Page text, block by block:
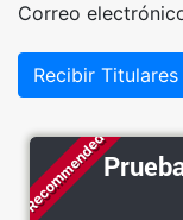
Correo
Recibir Titulares
Recommended